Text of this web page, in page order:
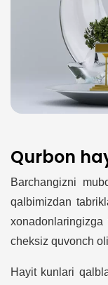
Qurbon
Barchangizni
qalbimizdan
cheksiz quvonch
Hayit kunlari